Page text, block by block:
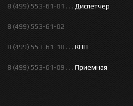
8 (499) 553-61-01 . . . Диспетчер
8 (499) 553-61-02
8 (499) 553-61-10 . . . КПП
8 (499) 553-61-09 . . . Приемная